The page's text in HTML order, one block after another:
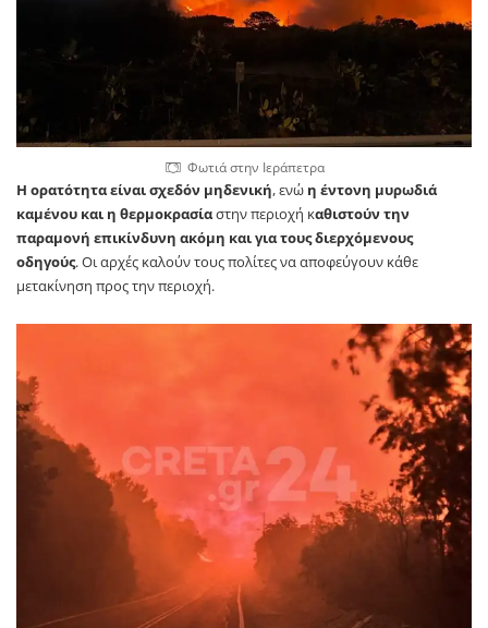
Φωτιά στην Ιεράπετρα
Η ορατότητα είναι σχεδόν μηδενική, ενώ η έντονη μυρωδιά
καμένου και η θερμοκρασίαστην περιοχή καθιστούν την
παραμονή επικίνδυνη ακόμη και για τους διερχόμενους
οδηγούς. Οι αρχές καλούν τους πολίτες να αποφεύγουν κάθε
μετακίνηση προς την περιοχή.